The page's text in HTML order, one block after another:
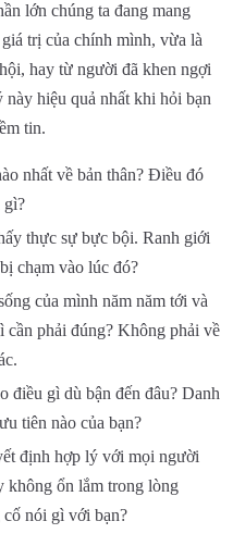
lớn chúng ta đang mang
trị của chính mình, vừa là
hay từ người đã khen ngợi
hiệu quả nhất khi hỏi bạn
tin.
nhất về bản thân? Điều đó
gì?
thực sự bực bội. Ranh giới
chạm vào lúc đó?
của mình năm năm tới và
cần phải đúng? Không phải về
điều gì dù bận đến đâu? Danh
tiên nào của bạn?
định hợp lý với mọi người
không ổn lắm trong lòng
cố nói gì với bạn?